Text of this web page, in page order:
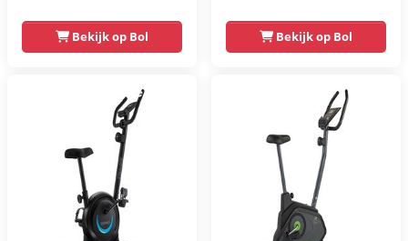
Verstelbaar Zadel -
0-100% weerstand
Hartslagfunctie -
Max 130kg -
Extreem Stil
Bekijk op Bol
Weerstandniveau's
- Verstelbaar zadel
Tablethouder -
Max. 120 kg
Gebruikersgewicht
- Fitnessfiets
Bekijk op Bol